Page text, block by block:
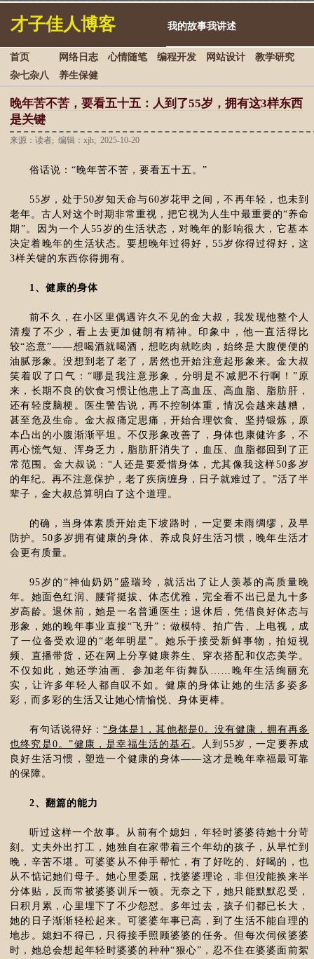
才子佳人博客 我的故事我讲述
首页 网络日志 心情随笔 编程开发 网站设计
教学研究
杂七杂八
养生保健
晚年苦不苦，要看五十五：人到了55岁，拥有这3样东西
是关键
来源：读者; 编辑：xjh; 2025-10-20
俗话说：“晚年苦不苦，要看五十五。”
55岁，处于50岁知天命与60岁花甲之间，不再年轻，也未到
老年。古人对这个时期非常重视，把它视为人生中最重要的“养命
期”。因为一个人55岁的生活状态，对晚年的影响很大，它基本
决定着晚年的生活状态。要想晚年过得好，55岁你得过得好，这
3样关键的东西你得拥有。
1、健康的身体
前不久，在小区里偶遇许久不见的金大叔，我发现他整个人
清瘦了不少，看上去更加健朗有精神。印象中，他一直活得比
较“恣意”——想喝酒就喝酒，想吃肉就吃肉，始终是大腹便便的
油腻形象。没想到老了老了，居然也开始注意起形象来。金大叔
笑着叹了口气：“哪是我注意形象，分明是不减肥不行啊！”原
来，长期不良的饮食习惯让他患上了高血压、高血脂、脂肪肝，
还有轻度脑梗。医生警告说，再不控制体重，情况会越来越糟，
甚至危及生命。金大叔痛定思痛，开始合理饮食、坚持锻炼，原
本凸出的小腹渐渐平坦。不仅形象改善了，身体也康健许多，不
再心慌气短、浑身乏力，脂肪肝消失了，血压、血脂都回到了正
常范围。金大叔说：“人还是要爱惜身体，尤其像我这样50多岁
的年纪。再不注意保护，老了疾病缠身，日子就难过了。”活了半
辈子，金大叔总算明白了这个道理。
的确，当身体素质开始走下坡路时，一定要未雨绸缪，及早
防护。50多岁拥有健康的身体、养成良好生活习惯，晚年生活才
会更有质量。
95岁的“神仙奶奶”盛瑞玲，就活出了让人羡慕的高质量晚
年。她面色红润、腰背挺拔、体态优雅，完全看不出已是九十多
岁高龄。退休前，她是一名普通医生；退休后，凭借良好体态与
形象，她的晚年事业直接“飞升”：做模特、拍广告、上电视，成
了一位备受欢迎的“老年明星”。她乐于接受新鲜事物，拍短视
频、直播带货，还在网上分享健康养生、穿衣搭配和仪态美学。
不仅如此，她还学油画、参加老年街舞队……晚年生活绚丽充
实，让许多年轻人都自叹不如。健康的身体让她的生活多姿多
彩，而多彩的生活又让她心情愉悦、身体更棒。
有句话说得好：“身体是1，其他都是0。没有健康，拥有再多
也终究是0。”健康，是幸福生活的基石 。人到55岁，一定要养成
良好生活习惯，塑造一个健康的身体——这才是晚年幸福最可靠
的保障。
2、翻篇的能力
听过这样一个故事。从前有个媳妇，年轻时婆婆待她十分苛
刻。丈夫外出打工，她独自在家带着三个年幼的孩子，从早忙到
晚，辛苦不堪。可婆婆从不伸手帮忙，有了好吃的、好喝的，也
从不惦记她们母子。她心里委屈，找婆婆理论，非但没能换来半
分体贴，反而常被婆婆训斥一顿。无奈之下，她只能默默忍受，
日积月累，心里埋下了不少怨怼。多年过去，孩子们都已长大，
她的日子渐渐轻松起来。可婆婆年事已高，到了生活不能自理的
地步。媳妇不得已，只得接手照顾婆婆的任务。但每次伺候婆婆
时，她总会想起年轻时婆婆的种种“狠心”，忍不住在婆婆面前絮